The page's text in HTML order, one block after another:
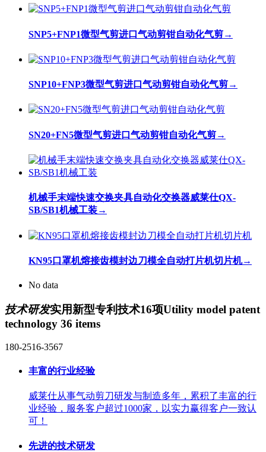
SNP5+FNP1微型气剪进口气动剪钳自动化气剪→
SNP10+FNP3微型气剪进口气动剪钳自动化气剪→
SN20+FN5微型气剪进口气动剪钳自动化气剪→
机械手末端快速交换夹具自动化交换器威莱仕QX-
SB/SB1机械工装→
KN95口罩机熔接齿模封边刀模全自动打片机切片机→
No data
技术研发实用新型专利技术16项Utility model patent
technology 36 items
180-2516-3567
丰富的行业经验
威莱仕从事气动剪刀研发与制造多年，累积了丰富的行
业经验，服务客户超过1000家，以实力赢得客户一致认
可！
先进的技术研发